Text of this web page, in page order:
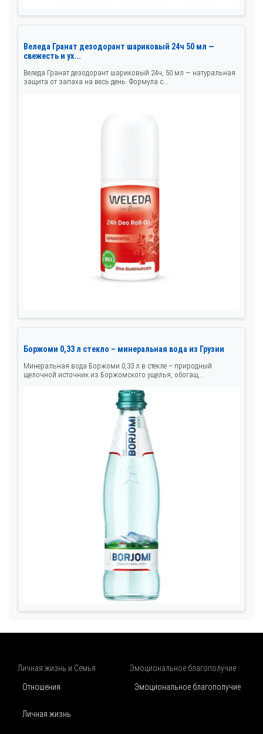
Веледа Гранат дезодорант шариковый 24ч 50 мл —
свежесть и ух...
Веледа Гранат дезодорант шариковый 24ч, 50 мл — натуральная
защита от запаха на весь день. Формула с...
Боржоми 0,33 л стекло – минеральная вода из Грузии
Минеральная вода Боржоми 0,33 л в стекле – природный
щелочной источник из Боржомского ущелья, обогащ...
Личная жизнь и Семья
Отношения
Личная жизнь
Эмоциональное благополучие
Эмоциональное благополучие